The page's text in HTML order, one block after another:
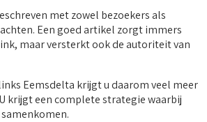
met zowel bezoekers als
Een goed artikel zorgt immers
maar versterkt ook de autoriteit van
Eemsdelta krijgt u daarom veel meer
krijgt een complete strategie waarbij